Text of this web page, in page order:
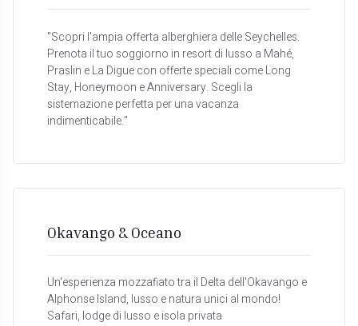
"Scopri l'ampia offerta alberghiera delle Seychelles.
Prenota il tuo soggiorno in resort di lusso a Mahé,
Praslin e La Digue con offerte speciali come Long
Stay, Honeymoon e Anniversary. Scegli la
sistemazione perfetta per una vacanza
indimenticabile."
Okavango & Oceano
Un'esperienza mozzafiato tra il Delta dell'Okavango e
Alphonse Island, lusso e natura unici al mondo!
Safari, lodge di lusso e isola privata